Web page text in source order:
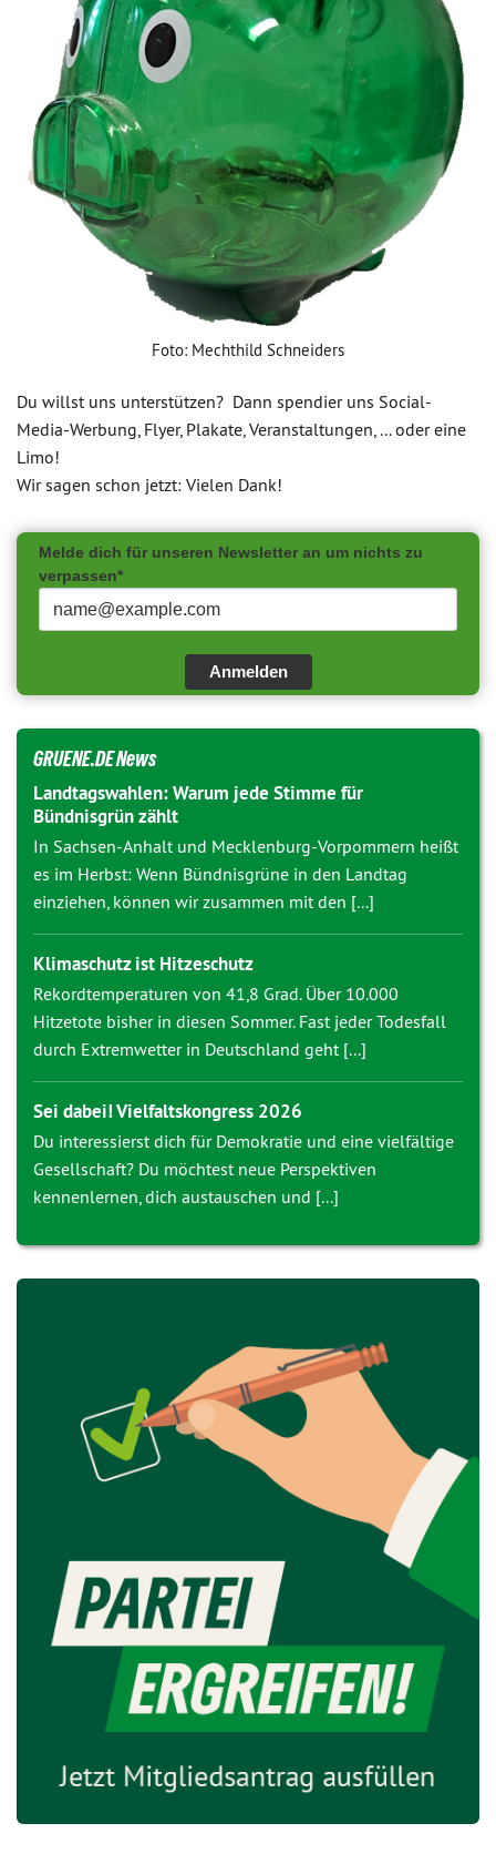
Foto: Mechthild Schneiders
Du willst uns unterstützen? Dann spendier uns Social-
Media-Werbung, Flyer, Plakate, Veranstaltungen, ... oder eine
Limo!
Wir sagen schon jetzt: Vielen Dank!
Melde dich für unseren Newsletter an um nichts zu
verpassen*
Anmelden
GRUENE.DE News
Landtagswahlen: Warum jede Stimme für
Bündnisgrün zählt
In Sachsen-Anhalt und Mecklenburg-Vorpommern heißt
es im Herbst: Wenn Bündnisgrüne in den Landtag
einziehen, können wir zusammen mit den [...]
Klimaschutz ist Hitzeschutz
Rekordtemperaturen von 41,8 Grad. Über 10.000
Hitzetote bisher in diesen Sommer. Fast jeder Todesfall
durch Extremwetter in Deutschland geht [...]
Sei dabei! Vielfaltskongress 2026
Du interessierst dich für Demokratie und eine vielfältige
Gesellschaft? Du möchtest neue Perspektiven
kennenlernen, dich austauschen und [...]